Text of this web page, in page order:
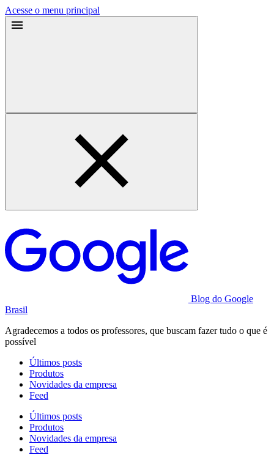
Acesse o menu principal
Blog do Google
Brasil
Agradecemos a todos os professores, que buscam fazer tudo o que é
possível
Últimos posts
Produtos
Novidades da empresa
Feed
Últimos posts
Produtos
Novidades da empresa
Feed